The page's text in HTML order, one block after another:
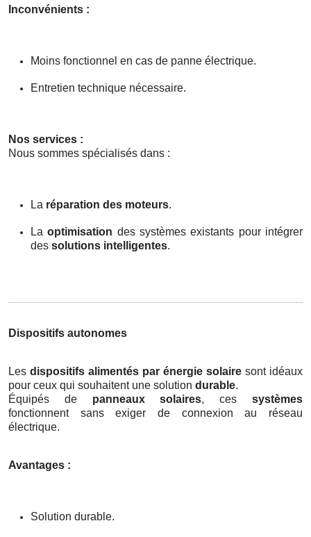
Inconvénients :
Moins fonctionnel en cas de panne électrique.
Entretien technique nécessaire.
Nos services :
Nous sommes spécialisés dans :
La réparation des moteurs.
Laoptimisation des systèmes existants pour intégrer
des solutions intelligentes.
Dispositifs autonomes
Les dispositifs alimentés par énergie solaire sont idéaux
pour ceux qui souhaitent une solution durable.
Équipés de panneaux solaires, cessystèmes
fonctionnent sans exiger de connexion au réseau
électrique.
Avantages :
Solution durable.